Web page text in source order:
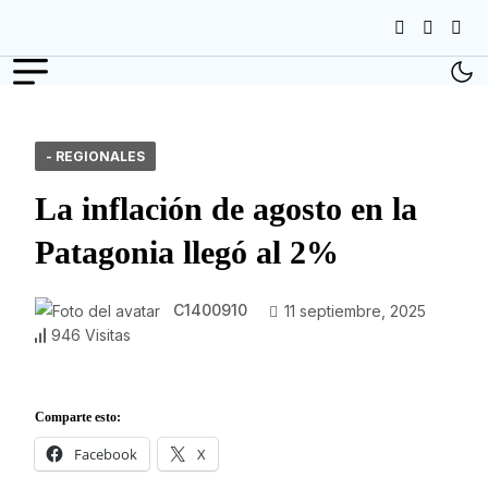
- REGIONALES
La inflación de agosto en la
Patagonia llegó al 2%
C1400910
11 septiembre, 2025
946 Visitas
Comparte esto:
Facebook X